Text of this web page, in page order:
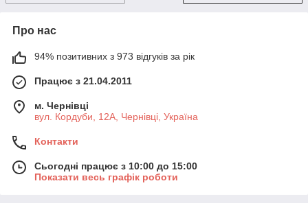
Про нас
94% позитивних з 973 відгуків за рік
Працює з 21.04.2011
м. Чернівці
вул. Кордуби, 12А, Чернівці, Україна
Контакти
Сьогодні працює з 10:00 до 15:00
Показати весь графік роботи